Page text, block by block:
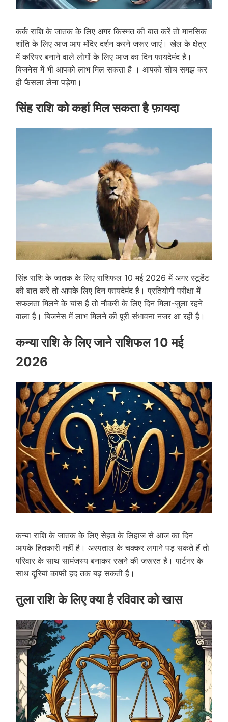
कर्क राशि के जातक के लिए अगर किस्मत की बात करें तो मानसिक
शांति के लिए आज आप मंदिर दर्शन करने जरूर जाएं। खेल के क्षेत्र
में करियर बनाने वाले लोगों के लिए आज का दिन फायदेमंद है।
बिजनेस में भी आपको लाभ मिल सकता है । आपको सोच समझ कर
ही फैसला लेना पड़ेगा।
सिंह राशि को कहां मिल सकता है फ़ायदा
सिंह राशि के जातक के लिए राशिफल 10 मई 2026 में अगर स्टूडेंट
की बात करें तो आपके लिए दिन फायदेमंद है। प्रतियोगी परीक्षा में
सफलता मिलने के चांस है तो नौकरी के लिए दिन मिला-जुला रहने
वाला है। बिजनेस में लाभ मिलने की पूरी संभावना नजर आ रही है।
कन्या राशि के लिए जाने राशिफल 10 मई
2026
कन्या राशि के जातक के लिए सेहत के लिहाज से आज का दिन
आपके हितकारी नहीं है। अस्पताल के चक्कर लगाने पड़ सकते हैं तो
परिवार के साथ सामंजस्य बनाकर रखने की जरूरत है। पार्टनर के
साथ दूरियां काफी हद तक बढ़ सकती है।
तुला राशि के लिए क्या है रविवार को खास